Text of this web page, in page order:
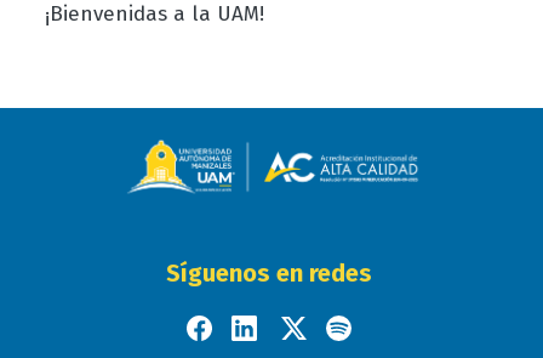
¡Bienvenidas a la UAM!
Síguenos en redes